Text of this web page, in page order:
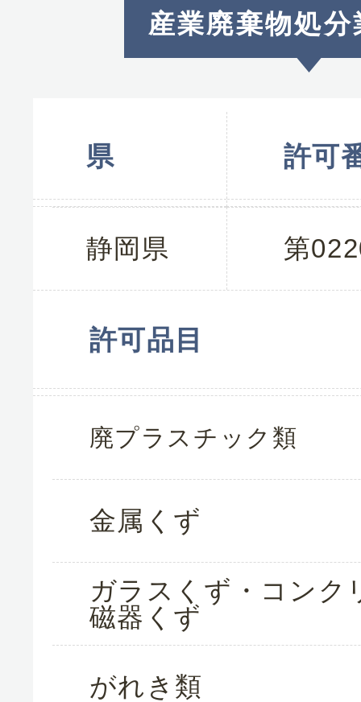
産業廃棄物処
県 許可
許可品目
静岡県 第
廃プラスチック類
金属くず
ガラスくず・コンク
磁器くず
がれき類